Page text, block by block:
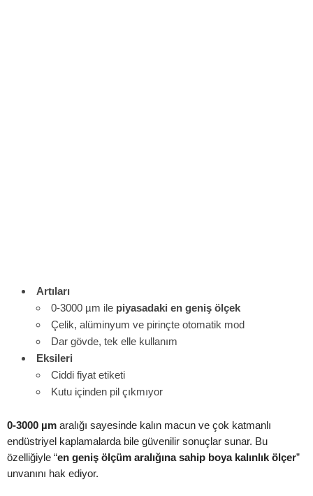
Artıları
0-3000 µm ile piyasadaki en geniş ölçek
Çelik, alüminyum ve pirinçte otomatik mod
Dar gövde, tek elle kullanım
Eksileri
Ciddi fiyat etiketi
Kutu içinden pil çıkmıyor
0-3000 µm aralığı sayesinde kalın macun ve çok katmanlı
endüstriyel kaplamalarda bile güvenilir sonuçlar sunar. Bu
özelliğiyle “en geniş ölçüm aralığına sahip boya kalınlık ölçer”
unvanını hak ediyor.